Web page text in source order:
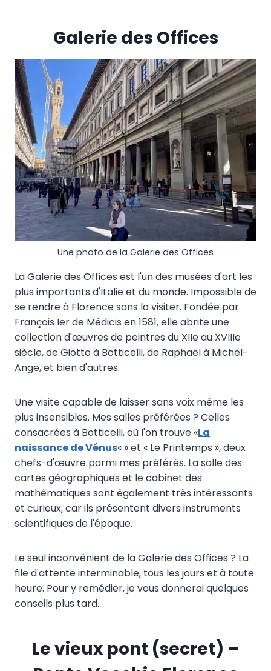
Galerie des Offices
Une photo de la Galerie des Offices
La Galerie des Offices est l'un des musées d'art les
plus importants d'Italie et du monde. Impossible de
se rendre à Florence sans la visiter. Fondée par
François Ier de Médicis en 1581, elle abrite une
collection d'œuvres de peintres du XIIe au XVIIIe
siècle, de Giotto à Botticelli, de Raphaël à Michel-
Ange, et bien d'autres.
Une visite capable de laisser sans voix même les
plus insensibles. Mes salles préférées ? Celles
consacrées à Botticelli, où l'on trouve «La
naissance de Vénus« » et « Le Printemps », deux
chefs-d'œuvre parmi mes préférés. La salle des
cartes géographiques et le cabinet des
mathématiques sont également très intéressants
et curieux, car ils présentent divers instruments
scientifiques de l'époque.
Le seul inconvénient de la Galerie des Offices ? La
file d'attente interminable, tous les jours et à toute
heure. Pour y remédier, je vous donnerai quelques
conseils plus tard.
Le vieux pont (secret) –